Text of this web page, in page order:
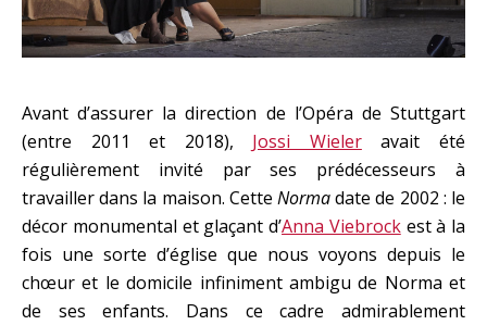
Avant d’assurer la direction de l’Opéra de Stuttgart
(entre 2011 et 2018), Jossi Wieleravait été
régulièrement invité par ses prédécesseurs à
travailler dans la maison. Cette Normadate de 2002 : le
décor monumental et glaçant d’Anna Viebrockest à la
fois une sorte d’église que nous voyons depuis le
chœur et le domicile infiniment ambigu de Norma et
de ses enfants. Dans ce cadre admirablement